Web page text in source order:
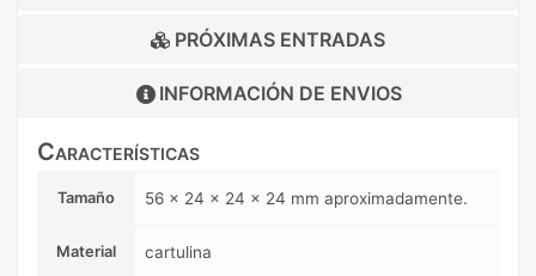
PRÓXIMAS ENTRADAS
INFORMACIÓN DE ENVIOS
Características
Tamaño 56 x 24 x 24 x 24 mm aproximadamente.
Material cartulina